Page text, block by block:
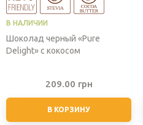
В НАЛИЧИИ
Шоколад черный «Pure
Delight» с кокосом
209.00 грн
В КОРЗИНУ